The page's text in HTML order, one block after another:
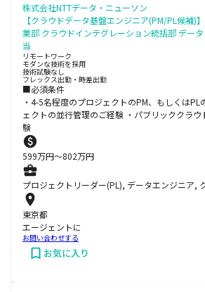
株式会社NTTデータ・ニューソン
【クラウドデータ基盤エンジニア(PM/PL候補)
業部 クラウドインテグレーション統括部 デー
当
リモートワーク
モダンな技術を採用
技術試験なし
フレックス出勤・時差出勤
■必須条件
・4-5名程度のプロジェクトのPM、もしくはPL
ェクトの並行管理のご経験 ・パブリッククラ
験
599万円〜802万円
プロジェクトリーダー(PL), データエンジニア,
東京都
エージェントに
お問い合わせする
お気に入り